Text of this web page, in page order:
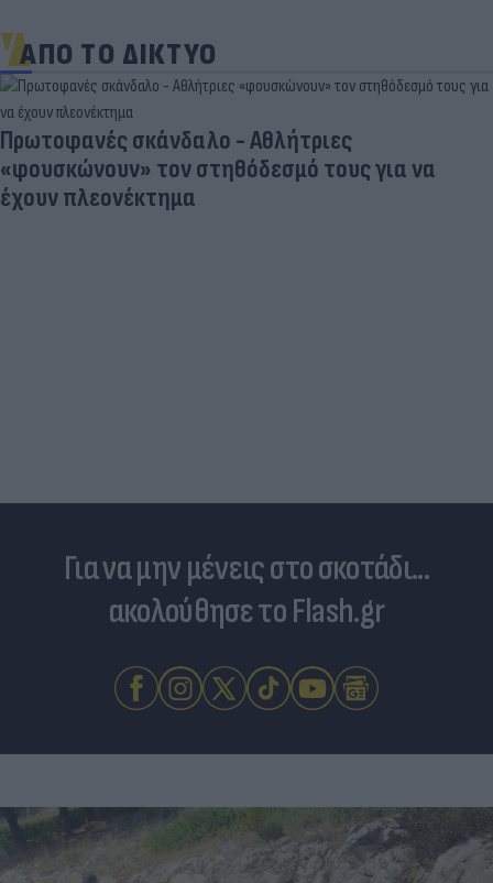
ΑΠΟ ΤΟ ΔΙΚΤΥΟ
Πρωτοφανές σκάνδαλο - Aθλήτριες
«φουσκώνουν» τον στηθόδεσμό τους για να
έχουν πλεονέκτημα
Για να μην μένεις στο σκοτάδι...
ακολούθησε το Flash.gr